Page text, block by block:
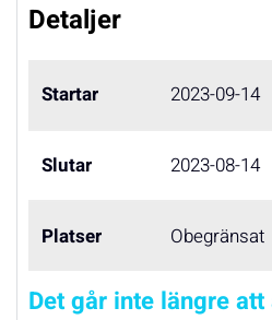
Detaljer
Startar 2023-09-14
Slutar 2023-08-14
Platser Obegränsat
Det går inte längre